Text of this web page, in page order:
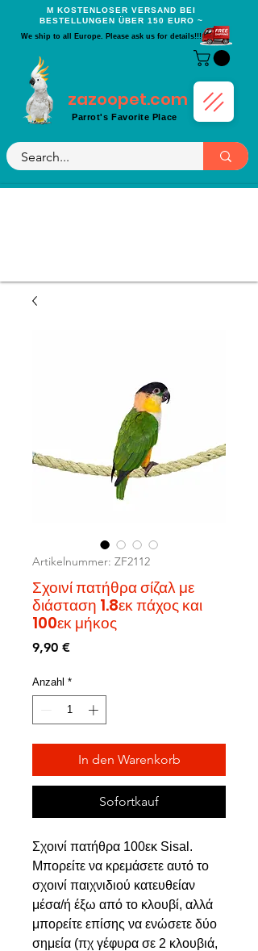
Μ KOSTENLOSER VERSAND BEI
BESTELLUNGEN ÜBER 150 EURO ~
We ship to all Europe. Please ask us for details!!!
zazoopet.com
Parrot's Favorite Place
Artikelnummer: ZF2112
Σχοινί πατήθρα σίζαλ με
διάσταση 1.8εκ πάχος και
100εκ μήκος
9,90 €Preis
Anzahl *
In den Warenkorb
Sofortkauf
Σχοινί πατήθρα 100εκ Sisal.
Μπορείτε να κρεμάσετε αυτό το
σχοινί παιχνιδιού κατευθείαν
μέσα/ή έξω από το κλουβί, αλλά
μπορείτε επίσης να ενώσετε δύο
σημεία (πχ γέφυρα σε 2 κλουβιά,